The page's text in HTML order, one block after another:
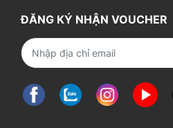
ĐĂNG KÝ NHẬN VOUCHER